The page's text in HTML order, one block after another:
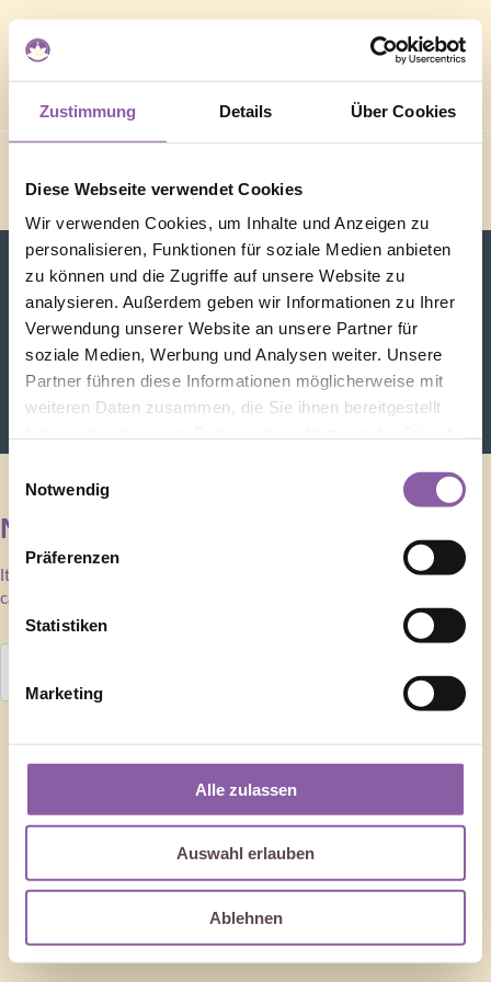
Zustimmung Details Über Cookies
Diese Webseite verwendet Cookies
Wir verwenden Cookies, um Inhalte und Anzeigen zu
personalisieren, Funktionen für soziale Medien anbieten
zu können und die Zugriffe auf unsere Website zu
analysieren. Außerdem geben wir Informationen zu Ihrer
Verwendung unserer Website an unsere Partner für
soziale Medien, Werbung und Analysen weiter. Unsere
Partner führen diese Informationen möglicherweise mit
weiteren Daten zusammen, die Sie ihnen bereitgestellt
Notwendig
Präferenzen
Statistiken
Marketing
Alle zulassen
Auswahl erlauben
Ablehnen
Nothing Found
It seems we can’t find what you’re looking for. Perhaps searching
can help.